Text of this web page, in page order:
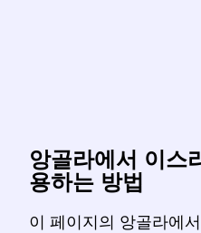
앙골라에서 이스
용하는 방법
이 페이지의 앙골라에